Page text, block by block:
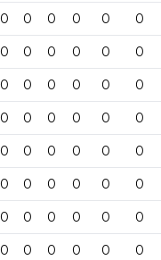
0 0 0 0 0 0
0 0 0 0 0 0
0 0 0 0 0 0
0 0 0 0 0 0
0 0 0 0 0 0
0 0 0 0 0 0
0 0 0 0 0 0
0 0 0 0 0 0